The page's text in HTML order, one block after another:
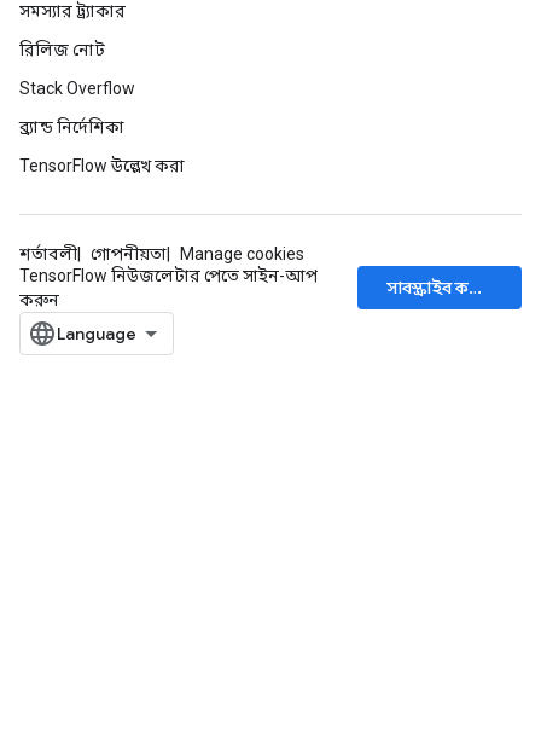
সমস্যার ট্র্যাকার
রিলিজ নোট
Stack Overflow
ব্র্যান্ড নির্দেশিকা
TensorFlow উল্লেখ করা
শর্তাবলী গোপনীয়তা
Manage cookies
TensorFlow নিউজলেটার পেতে সাইন-আপ
করুন
সাবস্ক্রাইব করুন